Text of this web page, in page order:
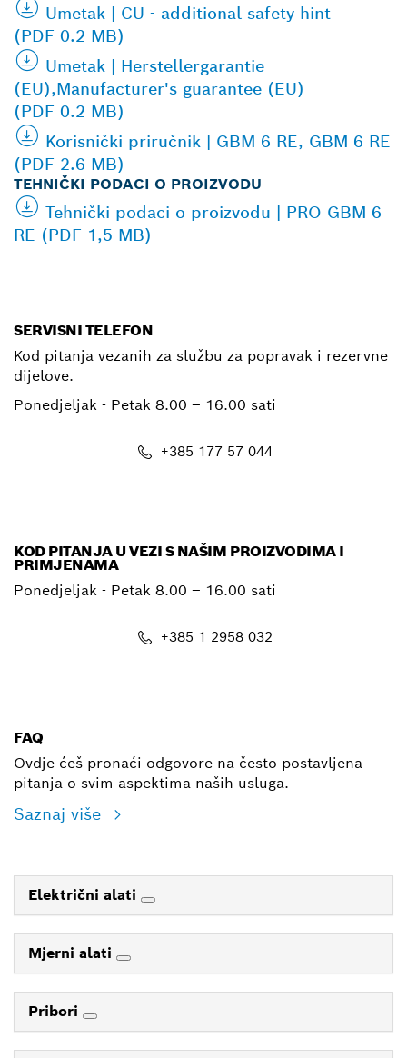
Umetak | CU - additional safety hint
(PDF 0.2 MB)
Umetak | Herstellergarantie
(EU),Manufacturer's guarantee (EU)
(PDF 0.2 MB)
Korisnički priručnik | GBM 6 RE, GBM 6 RE
(PDF 2.6 MB)
TEHNIČKI PODACI O PROIZVODU
Tehnički podaci o proizvodu | PRO GBM 6
RE (PDF 1,5 MB)
SERVISNI TELEFON
Kod pitanja vezanih za službu za popravak i rezervne
dijelove.
Ponedjeljak - Petak 8.00 – 16.00 sati
+385 177 57 044
KOD PITANJA U VEZI S NAŠIM PROIZVODIMA I
PRIMJENAMA
Ponedjeljak - Petak 8.00 – 16.00 sati
+385 1 2958 032
FAQ
Ovdje ćeš pronaći odgovore na često postavljena
pitanja o svim aspektima naših usluga.
Saznaj više
Električni alati
Mjerni alati
Pribori